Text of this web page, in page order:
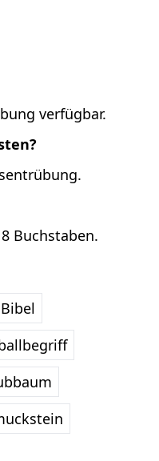
verfügbar.
Buchstaben.